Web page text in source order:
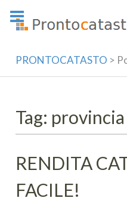
PRONTOCATASTO >
Tag: provincia
RENDITA
FACILE!